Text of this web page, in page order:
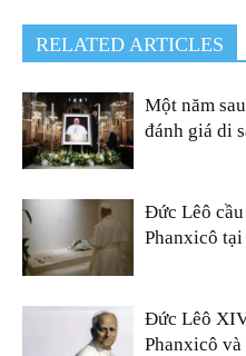
RELATED ARTICLES
Một năm
đánh giá di
Đức Lêô
Phanxicô
Đức Lêô
Phanxicô